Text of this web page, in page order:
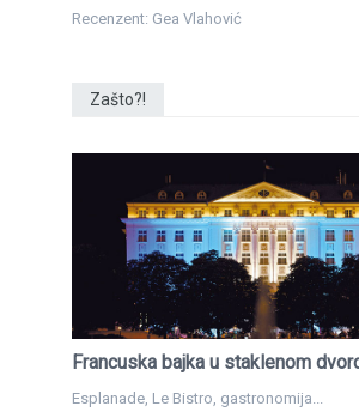
Recenzent: Gea Vlahović
Zašto?!
Francuska bajka u staklenom
Esplanade, Le Bistro, gastronomija...